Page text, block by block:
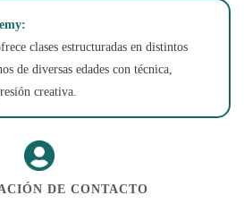
clases estructuradas en distintos
de diversas edades con técnica,
creativa.
DE CONTACTO